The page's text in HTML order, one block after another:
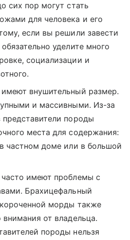
сих пор могут стать
для человека и его
если вы решили завести
уделите много
социализации и
внушительный размер.
и массивными. Из-за
представители породы
места для содержания:
частном доме или в большой
имеют проблемы с
Брахицефальный
морды также
внимания от владельца.
породы нельзя